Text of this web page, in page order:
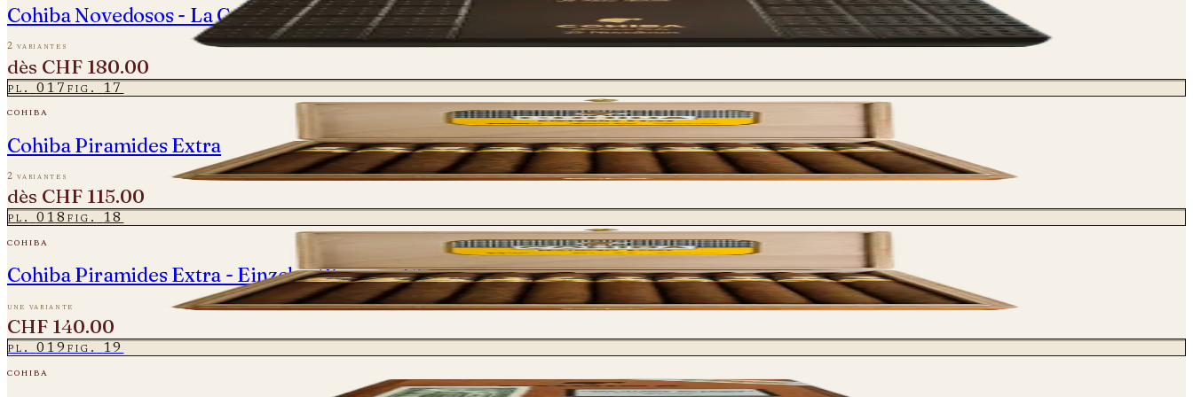
Cohiba Novedosos - La Casa del Habano
2 variantes
dès CHF 180.00
pl. 017fig. 17
cohiba
Cohiba Piramides Extra
2 variantes
dès CHF 115.00
pl. 018fig. 18
cohiba
Cohiba Piramides Extra - Einzelne Zigarre - Vintage 2012
une variante
CHF 140.00
pl. 019fig. 19
cohiba